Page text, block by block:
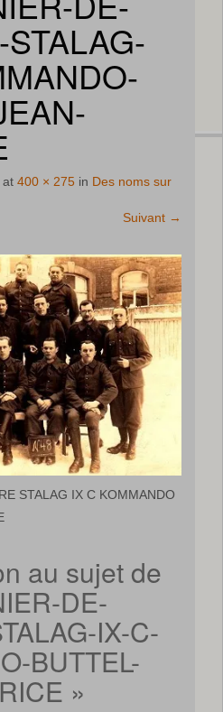
at 400 × 275 in Des noms sur
Suivant →
STALAG IX C KOMMANDO
au sujet de
DE-
IX-C-
BUTTEL-
»